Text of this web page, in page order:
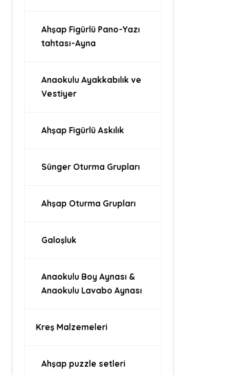
Ahşap Figürlü Pano-Yazı
tahtası-Ayna
Anaokulu Ayakkabılık ve
Vestiyer
Ahşap Figürlü Askılık
Sünger Oturma Grupları
Ahşap Oturma Grupları
Galoşluk
Anaokulu Boy Aynası &
Anaokulu Lavabo Aynası
Kreş Malzemeleri
Ahşap puzzle setleri